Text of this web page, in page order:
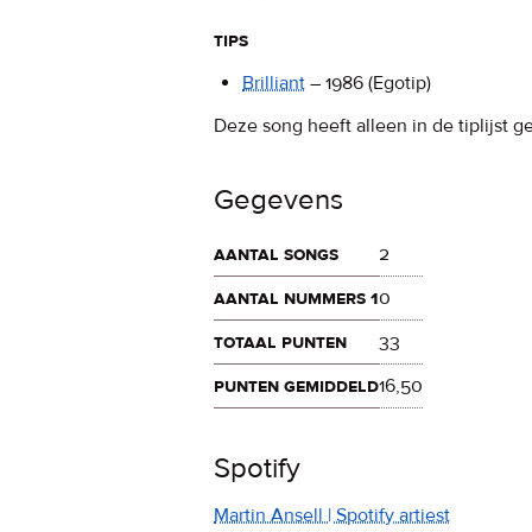
tips
Brilliant – 1986 (Egotip)
Deze song heeft alleen in de tiplijst
Gegevens
aantal songs
2
aantal nummers 10
totaal punten
33
punten gemiddeld16,50
Spotify
Martin Ansell | Spotify artiest